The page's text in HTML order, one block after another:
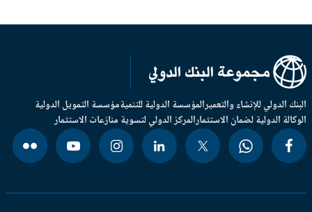
الدولي للإنشاء والتعميرالمؤسسة الدولية للتنميةمؤسسة التمويل الدولية
الدولية لضمان الاستثمارالمركز الدولي لتسوية منازعات الاستثمار